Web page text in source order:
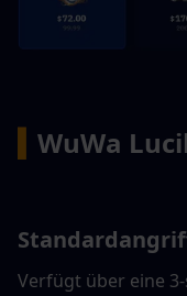
WuWa
Verfügt über eine